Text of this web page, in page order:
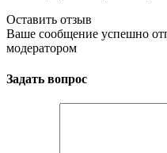
Оставить отзыв
Ваше сообщение успешно
модератором
Задать вопрос